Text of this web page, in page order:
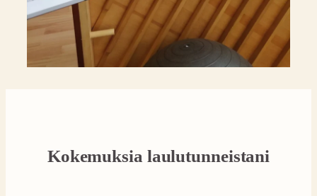
Kokemuksia laulutunneistani